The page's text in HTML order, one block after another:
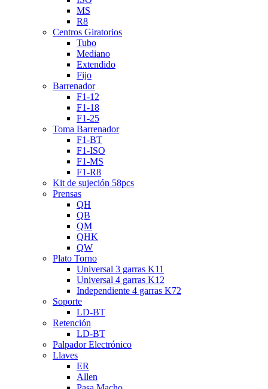
MS
R8
Centros Giratorios
Tubo
Mediano
Extendido
Fijo
Barrenador
F1-12
F1-18
F1-25
Toma Barrenador
F1-BT
F1-ISO
F1-MS
F1-R8
Kit de sujeción 58pcs
Prensas
QH
QB
QM
QHK
QW
Plato Torno
Universal 3 garras K11
Universal 4 garras K12
Independiente 4 garras K72
Soporte
LD-BT
Retención
LD-BT
Palpador Electrónico
Llaves
ER
Allen